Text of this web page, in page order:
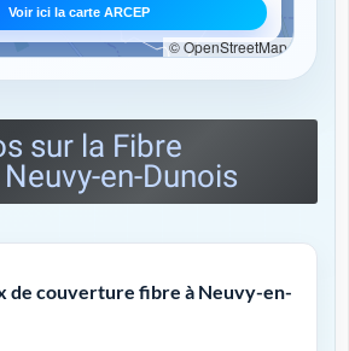
Voir ici la carte ARCEP
© OpenStreetMap
sur la Fibre
en-Dunois
de couverture fibre à Neuvy-en-